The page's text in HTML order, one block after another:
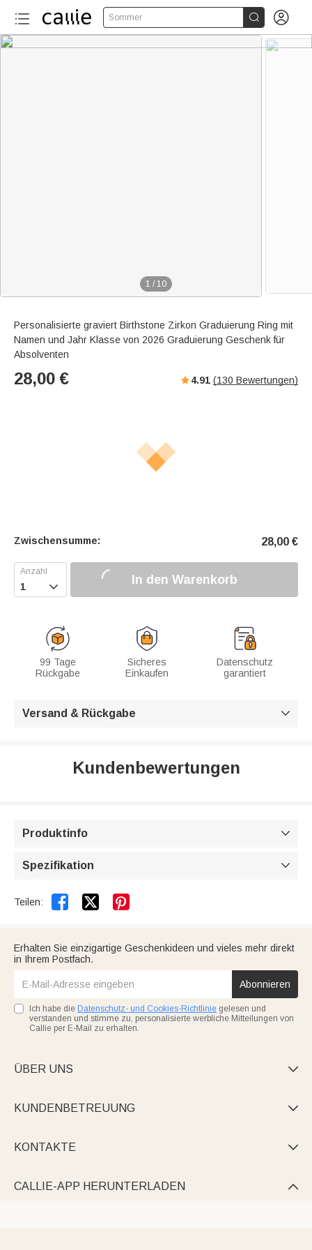
Sommer  
1 / 10
Personalisierte graviert Birthstone Zirkon Graduierung Ring mit
Namen und Jahr Klasse von 2026 Graduierung Geschenk für
Absolventen
28,00 € 4.91 (130 Bewertungen)
Zwischensumme: 28,00 €
 In den Warenkorb
99 Tage
Rückgabe
Sicheres
Einkaufen
Datenschutz
garantiert
Versand & Rückgabe 
Kundenbewertungen
Produktinfo 
Spezifikation 
Teilen:  
Erhalten Sie einzigartige Geschenkideen und vieles mehr direkt
in Ihrem Postfach.
Abonnieren
Ich habe die Datenschutz- und Cookies-Richtlinie gelesen und
verstanden und stimme zu, personalisierte werbliche Mitteilungen von
Callie per E-Mail zu erhalten.
ÜBER UNS 
KUNDENBETREUUNG 
KONTAKTE 
CALLIE-APP HERUNTERLADEN 